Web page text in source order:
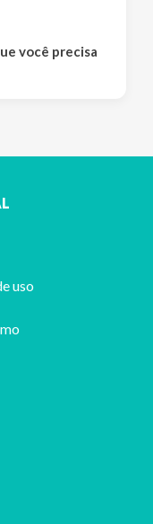
você precisa
uso